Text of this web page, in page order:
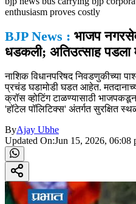
enthusiasm proves costly
BJP News : भाजप
धडकली; अतिउत्साह पडला
नाशिक विधानपरिषद निवडणुकीच्या
प्रचंड घडामोडी घडत आहेत.
क्रॉस व्होटिंग टाळण्यासाठी
'हॉटेल पॉलिटिक्स' अंतर्गत सुरक्षित
ByAjay Ubhe
Updated On:Jun 15, 2026, 06:08